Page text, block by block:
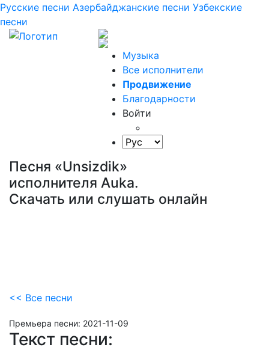
Русские песни Азербайджанские песни Узбекские
песни
Музыка
Все исполнители
Продвижение
Благодарности
Войти
Песня «Unsizdik»
исполнителя Auka.
Скачать или слушать онлайн
<< Все песни
Премьера песни: 2021-11-09
Текст песни: